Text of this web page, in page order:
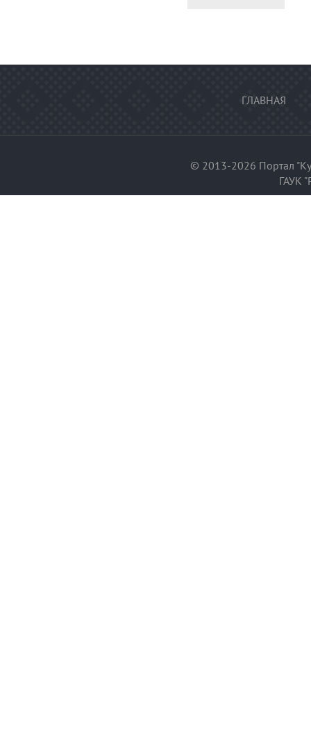
ГЛАВНАЯ
© 2013-2026 Портал
ГАУК